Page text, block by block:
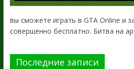
вы сможете играть в GTA Online и
совершенно бесплатно. Битва на
Последние записи